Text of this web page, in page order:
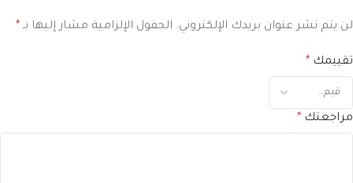
لن يتم نشر عنوان بريدك الإلكتروني. الحقول الإلزامية مشار إليها بـ *
تقييمك *
مراجعتك *